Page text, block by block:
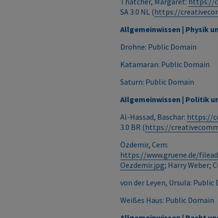
SA 3.0 NL (https://
Allgemeinwissen | Physik
Drohne: Public Domain
Katamaran: Public Domain
Saturn: Public Domain
Allgemeinwissen | Politik
Al-Hassad, Baschar: https://
3.0 BR (https://
Özdemir, Cem:
https://www.gruene.de/
Oezdemir.jpg; Harry Weber;
von der Leyen, Ursula: Public
Weißes Haus: Public Domain